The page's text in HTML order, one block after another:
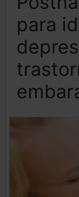
para